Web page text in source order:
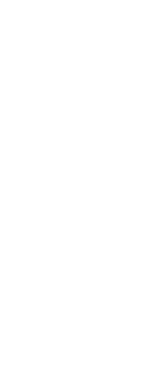
linha no cancro da
(L)1
potássio na alimentação
cooperação em
maracujá-roxo no controlo